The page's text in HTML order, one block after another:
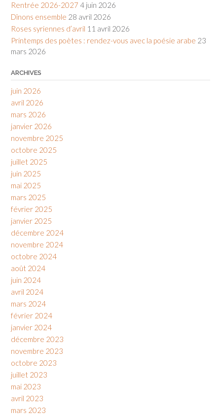
Rentrée 2026-2027 4 juin 2026
Dînons ensemble 28 avril 2026
Roses syriennes d’avril 11 avril 2026
Printemps des poètes : rendez-vous avec la poésie arabe 23
mars 2026
ARCHIVES
juin 2026
avril 2026
mars 2026
janvier 2026
novembre 2025
octobre 2025
juillet 2025
juin 2025
mai 2025
mars 2025
février 2025
janvier 2025
décembre 2024
novembre 2024
octobre 2024
août 2024
juin 2024
avril 2024
mars 2024
février 2024
janvier 2024
décembre 2023
novembre 2023
octobre 2023
juillet 2023
mai 2023
avril 2023
mars 2023